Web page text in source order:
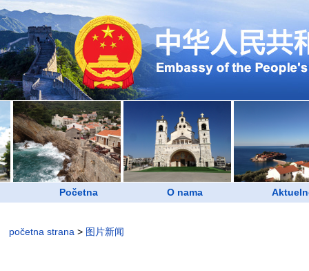
Početna O nama
početna strana > 图片新闻